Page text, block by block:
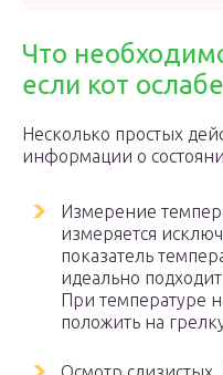
Что
если кот
Несколько простых
информации о
Измерение
измеряется
показатель
идеально
При температуре
положить на